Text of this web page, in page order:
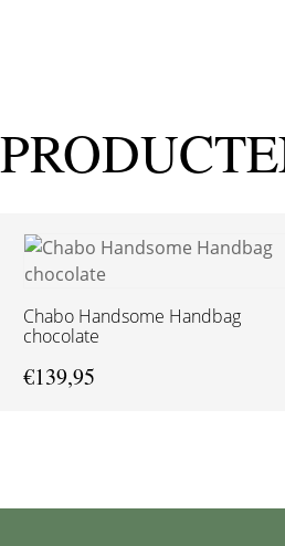
Chabo Handsome Handbag
chocolate
€139,95